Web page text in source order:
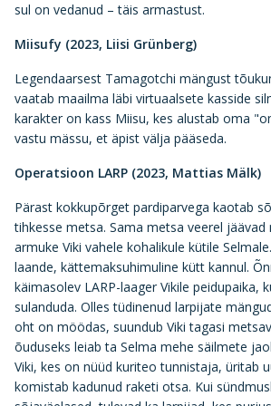
sul on vedanud – täis armastust.
Miisufy (2023, Liisi Grünberg)
Legendaarsest Tamagotchi mängust
vaatab maailma läbi virtuaalsete kasside
karakter on kass Miisu, kes alustab oma
vastu mässu, et äpist välja pääseda.
Operatsioon LARP (2023, Mattias Mälk)
Pärast kokkupõrget pardiparvega kaotab
tihkesse metsa. Sama metsa veerel
armuke Viki vahele kohalikule kütile
laande, kättemaksuhimuline kütt kannul.
käimasolev LARP-laager Vikile peidupaika,
sulanduda. Olles tüdinenud larpijate
oht on möödas, suundub Viki tagasi
õuduseks leiab ta Selma mehe säilmete
Viki, kes on nüüd kuriteo tunnistaja, üritab
komistab kadunud raketi otsa. Kui